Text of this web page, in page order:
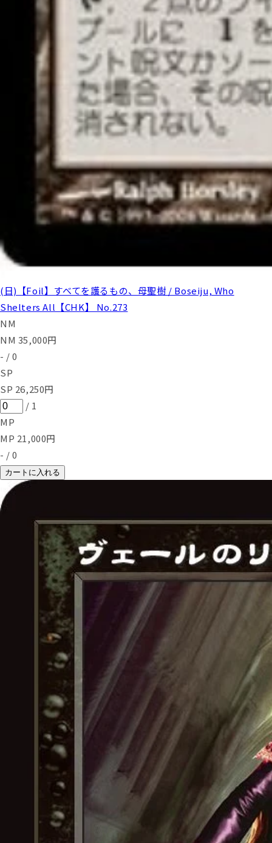
(日)【Foil】すべてを護るもの、母聖樹 / Boseiju, Who
Shelters All【CHK】 No.273
NM
NM 35,000円
- / 0
SP
SP 26,250円
/ 1
MP
MP 21,000円
- / 0
カートに入れる